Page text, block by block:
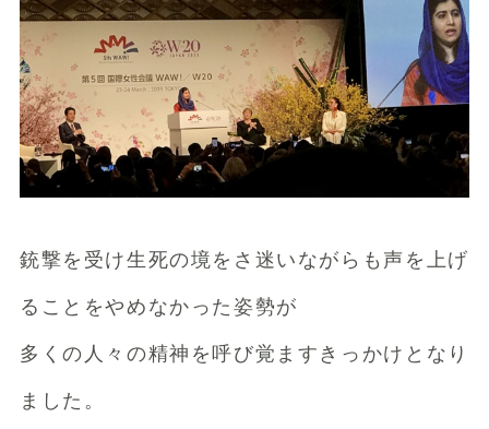
銃撃を受け生死の境をさ迷いながらも声を上げ
ることをやめなかった姿勢が
多くの人々の精神を呼び覚ますきっかけとなり
ました。